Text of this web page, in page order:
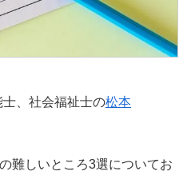
、社会福祉士の松本
難しいところ3選についてお